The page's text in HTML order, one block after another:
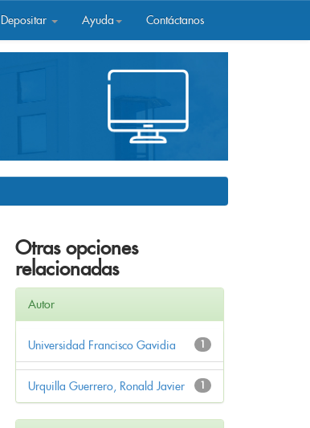
Depositar Ayuda Contáctanos
Otras opciones
relacionadas
Autor
1
Universidad Francisco Gavidia
1
Urquilla Guerrero, Ronald Javier